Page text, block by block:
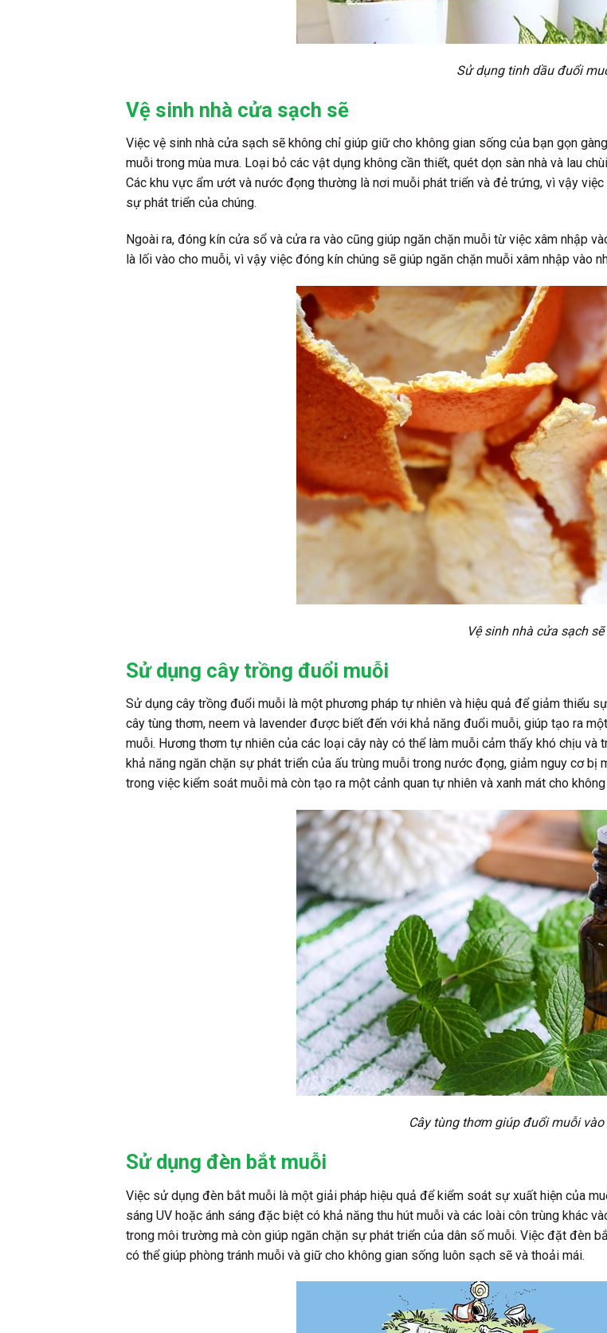
Sử dụng tinh dầu đuổi
Vệ sinh nhà cửa sạch sẽ
Việc vệ sinh nhà cửa sạch sẽ không chỉ giúp giữ cho không gian sống của bạn gọn
muỗi trong mùa mưa. Loại bỏ các vật dụng không cần thiết, quét dọn sàn nhà và lau
Các khu vực ẩm ướt và nước đọng thường là nơi muỗi phát triển và đẻ trứng, vì vậy
sự phát triển của chúng.
Ngoài ra, đóng kín cửa sổ và cửa ra vào cũng giúp ngăn chặn muỗi từ việc xâm nhập
là lối vào cho muỗi, vì vậy việc đóng kín chúng sẽ giúp ngăn chặn muỗi xâm nhập vào
Vệ sinh nhà cửa sạch sẽ
Sử dụng cây trồng đuổi muỗi
Sử dụng cây trồng đuổi muỗi là một phương pháp tự nhiên và hiệu quả để giảm thiểu
cây tùng thơm, neem và lavender được biết đến với khả năng đuổi muỗi, giúp tạo ra
muỗi. Hương thơm tự nhiên của các loại cây này có thể làm muỗi cảm thấy khó chịu và
khả năng ngăn chặn sự phát triển của ấu trùng muỗi trong nước đọng, giảm nguy cơ
trong việc kiểm soát muỗi mà còn tạo ra một cảnh quan tự nhiên và xanh mát cho
Cây tùng thơm giúp đuổi muỗi
Sử dụng đèn bắt muỗi
Việc sử dụng đèn bắt muỗi là một giải pháp hiệu quả để kiểm soát sự xuất hiện của
sáng UV hoặc ánh sáng đặc biệt có khả năng thu hút muỗi và các loài côn trùng khác
trong môi trường mà còn giúp ngăn chặn sự phát triển của dân số muỗi. Việc đặt đèn
có thể giúp phòng tránh muỗi và giữ cho không gian sống luôn sạch sẽ và thoải mái.